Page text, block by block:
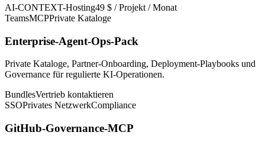
AI-CONTEXT-Hosting49 $ / Projekt / Monat
TeamsMCPPrivate Kataloge
Enterprise-Agent-Ops-Pack
Private Kataloge, Partner-Onboarding, Deployment-Playbooks und
Governance für regulierte KI-Operationen.
BundlesVertrieb kontaktieren
SSOPrivates NetzwerkCompliance
GitHub-Governance-MCP